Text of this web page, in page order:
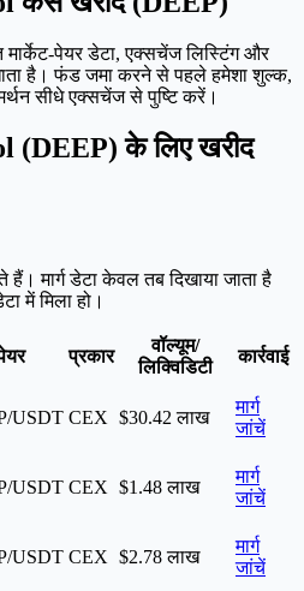
मार्केट-पेयर डेटा, एक्सचेंज लिस्टिंग और
है। फंड जमा करने से पहले हमेशा शुल्क,
सीधे एक्सचेंज से पुष्टि करें।
(DEEP) के लिए खरीद
मार्ग डेटा केवल तब दिखाया जाता है
में मिला हो।
प्रकार
वॉल्यूम/
लिक्विडिटी
कार्रवाई
USDT CEX $30.42 लाख
मार्ग
जांचें
USDT CEX $1.48 लाख
मार्ग
जांचें
USDT CEX $2.78 लाख
मार्ग
जांचें